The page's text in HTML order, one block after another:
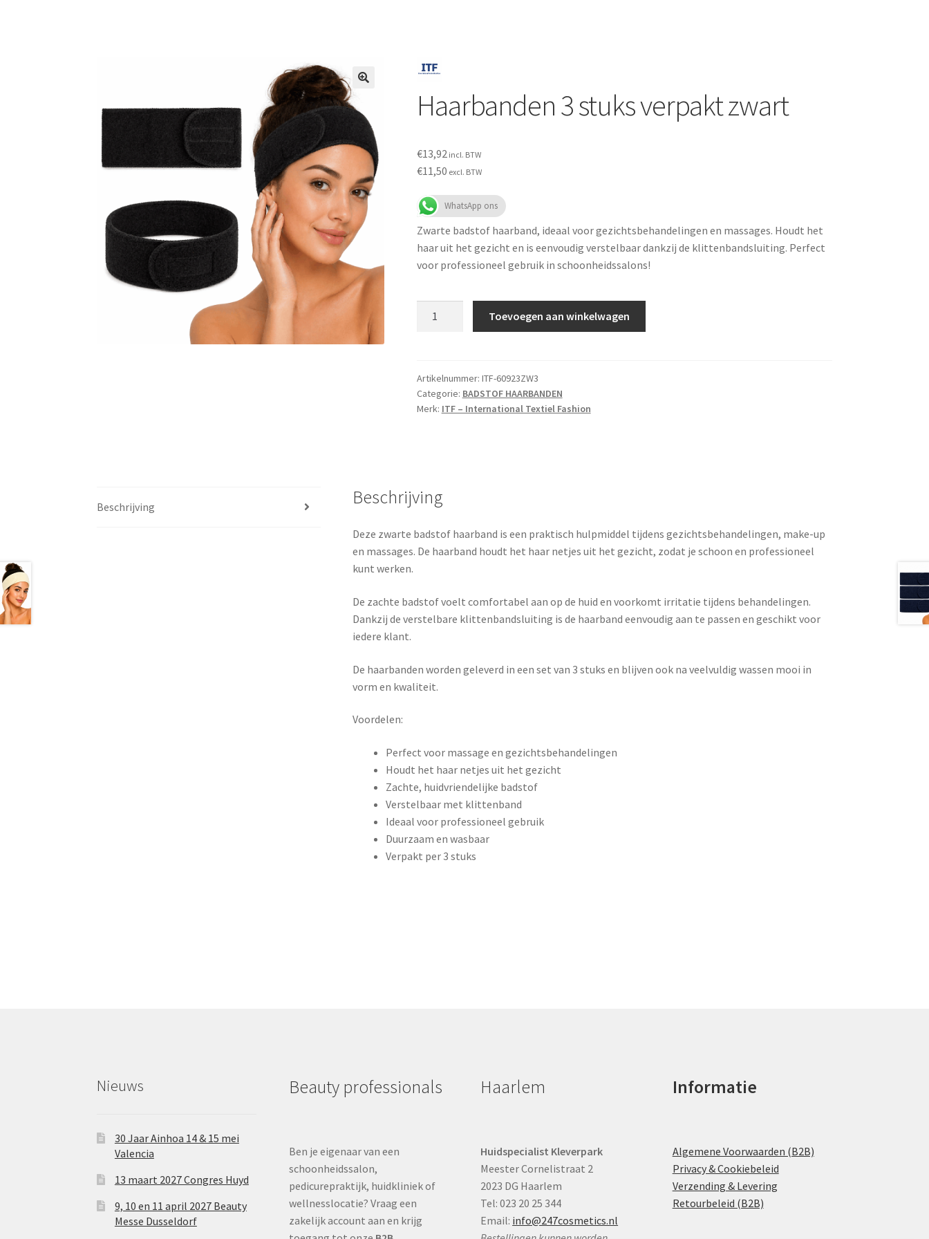
Haarbanden 3 stuks verpakt zwart
€13,92 incl. BTW
€11,50 excl. BTW
WhatsApp ons
Zwarte badstof haarband, ideaal voor gezichtsbehandelingen en massages. Houdt het
haar uit het gezicht en is eenvoudig verstelbaar dankzij de klittenbandsluiting. Perfect
voor professioneel gebruik in schoonheidssalons!
zwart
aantal
Toevoegen aan winkelwagen
Artikelnummer: ITF-60923ZW3
Categorie: BADSTOF HAARBANDEN
Merk: ITF – International Textiel Fashion
Beschrijving Beschrijving
Deze zwarte badstof haarband is een praktisch hulpmiddel tijdens gezichtsbehandelingen, make-up
en massages. De haarband houdt het haar netjes uit het gezicht, zodat je schoon en professioneel
kunt werken.
De zachte badstof voelt comfortabel aan op de huid en voorkomt irritatie tijdens behandelingen.
Dankzij de verstelbare klittenbandsluiting is de haarband eenvoudig aan te passen en geschikt voor
iedere klant.
De haarbanden worden geleverd in een set van 3 stuks en blijven ook na veelvuldig wassen mooi in
vorm en kwaliteit.
Voordelen:
Perfect voor massage en gezichtsbehandelingen
Houdt het haar netjes uit het gezicht
Zachte, huidvriendelijke badstof
Verstelbaar met klittenband
Ideaal voor professioneel gebruik
Duurzaam en wasbaar
Verpakt per 3 stuks
Nieuws
30 Jaar Ainhoa 14 & 15 mei
Valencia
13 maart 2027 Congres Huyd
9, 10 en 11 april 2027 Beauty
Messe Dusseldorf
Beauty professionals
Ben je eigenaar van een
schoonheidssalon,
pedicurepraktijk, huidkliniek of
wellnesslocatie? Vraag een
zakelijk account aan en krijg
Haarlem
Huidspecialist Kleverpark
Meester Cornelistraat 2
2023 DG Haarlem
Tel: 023 20 25 344
Email: info@247cosmetics.nl
Informatie
Algemene Voorwaarden (B2B)
Privacy & Cookiebeleid
Verzending & Levering
Retourbeleid (B2B)